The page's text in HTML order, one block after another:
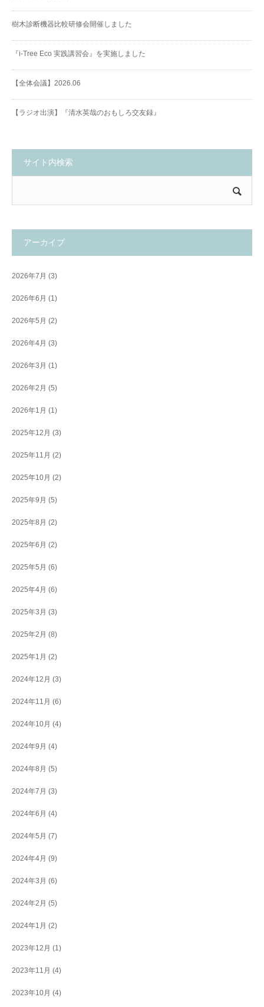
樹木診断機器比較研修会開催しました
『i-Tree Eco 実践講習会』を実施しました
【全体会議】2026.06
【ラジオ出演】『清水英哉のおもしろ交友録』
サイト内検索
アーカイブ
2026年7月 (3)
2026年6月 (1)
2026年5月 (2)
2026年4月 (3)
2026年3月 (1)
2026年2月 (5)
2026年1月 (1)
2025年12月 (3)
2025年11月 (2)
2025年10月 (2)
2025年9月 (5)
2025年8月 (2)
2025年6月 (2)
2025年5月 (6)
2025年4月 (6)
2025年3月 (3)
2025年2月 (8)
2025年1月 (2)
2024年12月 (3)
2024年11月 (6)
2024年10月 (4)
2024年9月 (4)
2024年8月 (5)
2024年7月 (3)
2024年6月 (4)
2024年5月 (7)
2024年4月 (9)
2024年3月 (6)
2024年2月 (5)
2024年1月 (2)
2023年12月 (1)
2023年11月 (4)
2023年10月 (4)